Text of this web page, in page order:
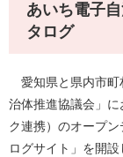
あいち電子
タログ
愛知県と県内市町
治体推進協議会」
ク連携）のオープ
ログサイト」を開設